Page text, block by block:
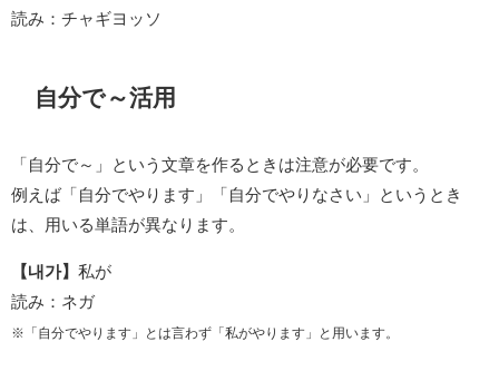
読み：チャギヨッソ
自分で～活用
「自分で～」という文章を作るときは注意が必要です。
例えば「自分でやります」「自分でやりなさい」というとき
は、用いる単語が異なります。
【내가】 私が
読み：ネガ
※「自分でやります」とは言わず「私がやります」と用います。